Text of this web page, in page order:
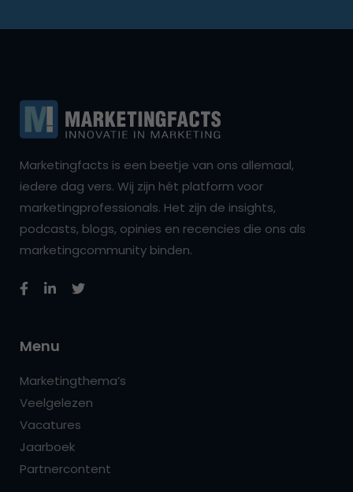
Marketingfacts is een beetje van ons allemaal,
iedere dag vers. Wij zijn hét platform voor
marketingprofessionals. Het zijn de insights,
podcasts, blogs, opinies en recencies die ons als
marketingcommunity binden.
Menu
Marketingthema’s
Veelgelezen
Vacatures
Jaarboek
Partnercontent